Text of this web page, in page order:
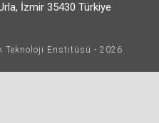
İzmir 35430 Türkiye
Teknoloji Enstitüsü - 2026